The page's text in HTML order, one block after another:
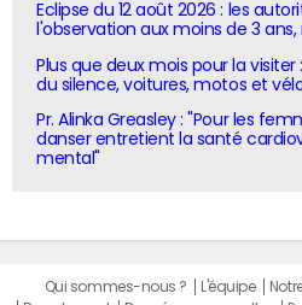
Eclipse du 12 août 2026 : les
l'observation aux moins de 3
Plus que deux mois pour la visiter
du silence, voitures, motos et
Pr. Alinka Greasley : "Pour les
danser entretient la santé
mental"
Qui sommes-nous ? L'équipe